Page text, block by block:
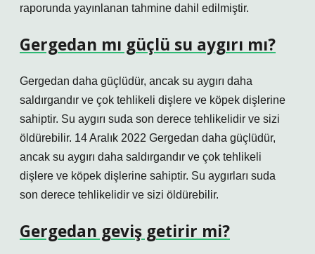
raporunda yayınlanan tahmine dahil edilmiştir.
Gergedan mı güçlü su aygırı mı?
Gergedan daha güçlüdür, ancak su aygırı daha
saldırgandır ve çok tehlikeli dişlere ve köpek dişlerine
sahiptir. Su aygırı suda son derece tehlikelidir ve sizi
öldürebilir. 14 Aralık 2022 Gergedan daha güçlüdür,
ancak su aygırı daha saldırgandır ve çok tehlikeli
dişlere ve köpek dişlerine sahiptir. Su aygırları suda
son derece tehlikelidir ve sizi öldürebilir.
Gergedan geviş getirir mi?